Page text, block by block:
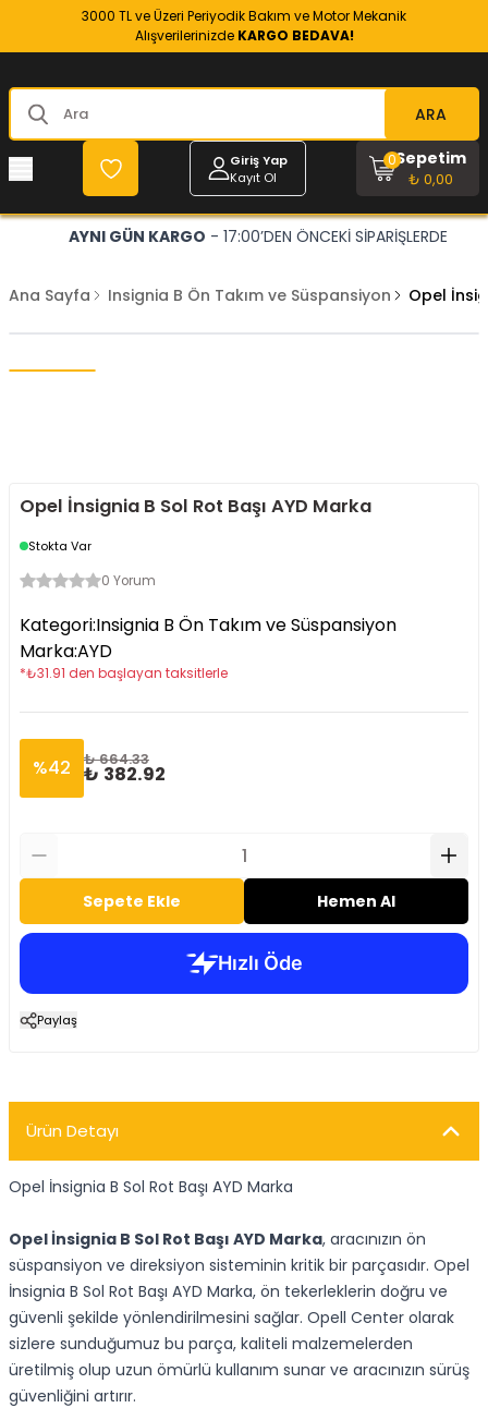
3000 TL ve Üzeri Periyodik Bakım ve Motor Mekanik
Alışverilerinizde KARGO BEDAVA!
ARA
Giriş Yap
Kayıt Ol
Sepetim
₺ 0,00
0
AYNI GÜN KARGO - 17:00’DEN ÖNCEKİ SİPARİŞLERDE
Ana Sayfa Insignia B Ön Takım ve Süspansiyon Opel
Opel İnsignia B Sol Rot Başı AYD Marka
Stokta Var
0 Yorum
Kategori:Insignia B Ön Takım ve Süspansiyon
Marka:AYD
*₺31.91 den başlayan taksitlerle
%42 ₺ 664.33
₺ 382.92
Sepete Ekle Hemen Al
Paylaş
Ürün Detayı
Opel İnsignia B Sol Rot Başı AYD Marka
Opel İnsignia B Sol Rot Başı AYD Marka, aracınızın ön
süspansiyon ve direksiyon sisteminin kritik bir parçasıdır. Opel
İnsignia B Sol Rot Başı AYD Marka, ön tekerleklerin doğru ve
güvenli şekilde yönlendirilmesini sağlar. Opell Center olarak
sizlere sunduğumuz bu parça, kaliteli malzemelerden
üretilmiş olup uzun ömürlü kullanım sunar ve aracınızın sürüş
güvenliğini artırır.